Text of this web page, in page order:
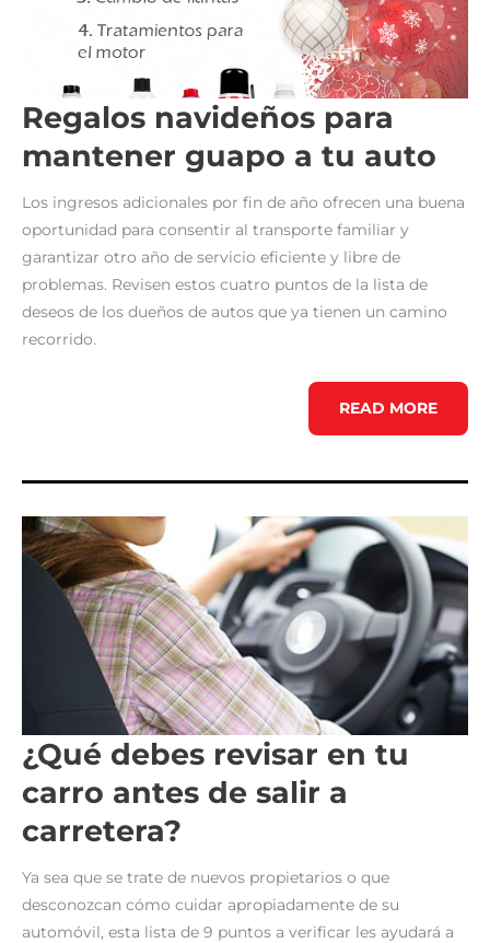
Regalos navideños para
mantener guapo a tu auto
Los ingresos adicionales por fin de año ofrecen una buena
oportunidad para consentir al transporte familiar y
garantizar otro año de servicio eficiente y libre de
problemas. Revisen estos cuatro puntos de la lista de
deseos de los dueños de autos que ya tienen un camino
recorrido.
REGALOS
PARA
A
READ MORE
¿Qué debes revisar en tu
carro antes de salir a
carretera?
Ya sea que se trate de nuevos propietarios o que
desconozcan cómo cuidar apropiadamente de su
automóvil, esta lista de 9 puntos a verificar les ayudará a